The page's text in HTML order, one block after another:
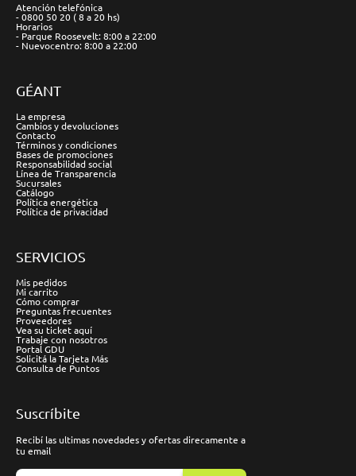
Atención telefónica
- 0800 50 20 ( 8 a 20 hs)
Horarios
- Parque Roosevelt: 8:00 a 22:00
- Nuevocentro: 8:00 a 22:00
GÉANT
La empresa
Cambios y devoluciones
Contacto
Términos y condiciones
Bases de promociones
Responsabilidad social
Línea de Transparencia
Sucursales
Catálogo
Política energética
Política de privacidad
SERVICIOS
Mis pedidos
Mi carrito
Cómo comprar
Preguntas frecuentes
Proveedores
Vea su ticket aquí
Trabaje con nosotros
Portal GDU
Solicitá la Tarjeta Más
Consulta de Puntos
Suscríbite
Recibí las ultimas novedades y ofertas direcamente a
tu email